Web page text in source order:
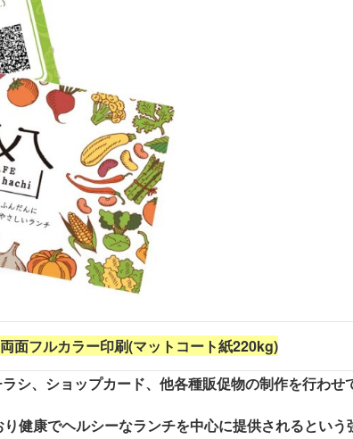
面フルカラー印刷(マットコート紙220kg)
シ、ショップカード、他各種販促物の制作を行わせ
健康でヘルシーなランチを中心に提供されるとい